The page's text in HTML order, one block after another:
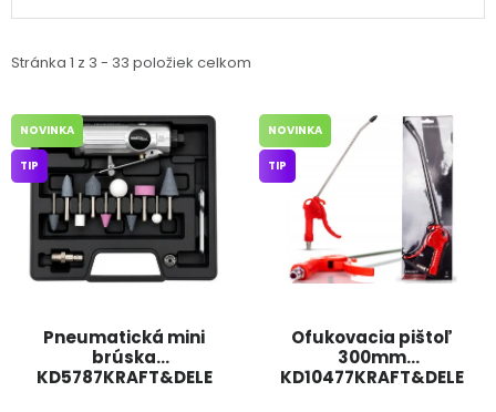
Stránka 1 z 3 - 33 položiek celkom
Pneumatická mini
brúska
KD5787KRAFT&DELE
NOVINKA
TIP
Ofukovacia pištoľ
300mm
KD10477KRAFT&DELE
NOVINKA
TIP